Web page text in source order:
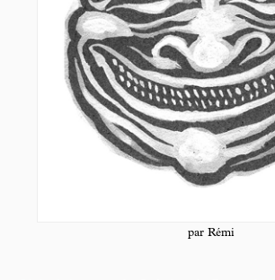
par Rémi